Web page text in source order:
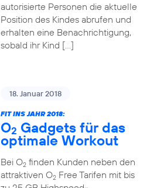
autorisierte Personen die aktuelle
Position des Kindes abrufen und
erhalten eine Benachrichtigung,
sobald ihr Kind […]
18. Januar 2018
FIT INS JAHR 2018:
O2 Gadgets für das
optimale Workout
Bei O2finden Kunden neben den
attraktiven O2Free Tarifen mit bis